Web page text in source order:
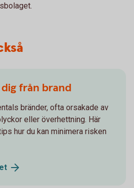
från brand
bränder, ofta orsakade av
eller överhettning. Här
hur du kan minimera risken